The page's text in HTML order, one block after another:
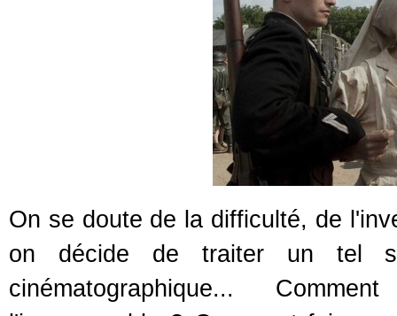
On se doute de la difficulté, de
on décide de traiter un tel
cinématographique...